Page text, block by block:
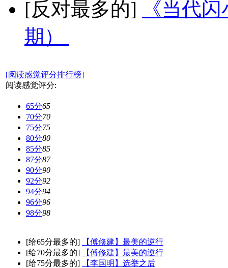
[反对最多的]
《当代
期）
[阅读感觉评分排行榜]
阅读感觉评分:
65分65
70分70
75分75
80分80
85分85
87分87
90分90
92分92
94分94
96分96
98分98
[给65分最多的]
【傅修建】最美的逆行
[给70分最多的]
【傅修建】最美的逆行
[给75分最多的]
【李国明】选举之后